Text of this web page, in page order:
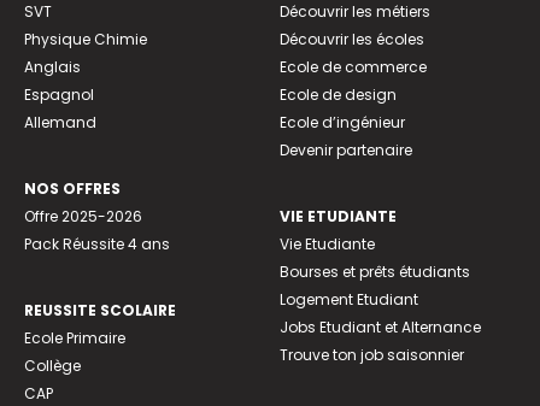
SVT
Physique Chimie
Anglais
Espagnol
Allemand
NOS OFFRES
Offre 2025-2026
Pack Réussite 4 ans
REUSSITE SCOLAIRE
Ecole Primaire
Collège
CAP
Découvrir les métiers
Découvrir les écoles
Ecole de commerce
Ecole de design
Ecole d’ingénieur
Devenir partenaire
VIE ETUDIANTE
Vie Etudiante
Bourses et prêts étudiants
Logement Etudiant
Jobs Etudiant et Alternance
Trouve ton job saisonnier